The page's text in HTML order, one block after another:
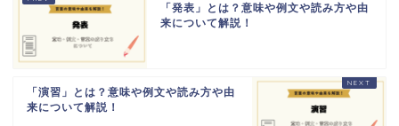
「発表」とは？意味や例文や読み方や由
来について解説！
「演習」とは？意味や例文や読み方や由
来について解説！